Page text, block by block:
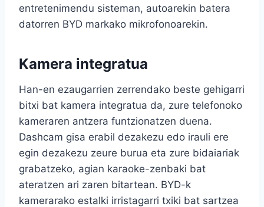
entretenimendu sisteman, autoarekin batera
datorren BYD markako mikrofonoarekin.
Kamera integratua
Han-en ezaugarrien zerrendako beste gehigarri
bitxi bat kamera integratua da, zure telefonoko
kameraren antzera funtzionatzen duena.
Dashcam gisa erabil dezakezu edo irauli ere
egin dezakezu zeure burua eta zure bidaiariak
grabatzeko, agian karaoke-zenbaki bat
ateratzen ari zaren bitartean. BYD-k
kamerarako estalki irristagarri txiki bat sartzea